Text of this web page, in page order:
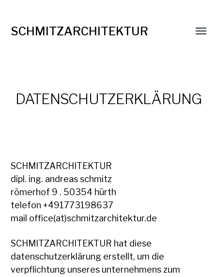
SCHMITZARCHITEKTUR
Menü
DATENSCHUTZERKLÄRUNG
SCHMITZARCHITEKTUR
dipl. ing. andreas schmitz
römerhof 9 . 50354 hürth
telefon +491773198637
mail office(at)schmitzarchitektur.de
SCHMITZARCHITEKTUR hat diese
datenschutzerklärung erstellt, um die
verpflichtung unseres unternehmens zum